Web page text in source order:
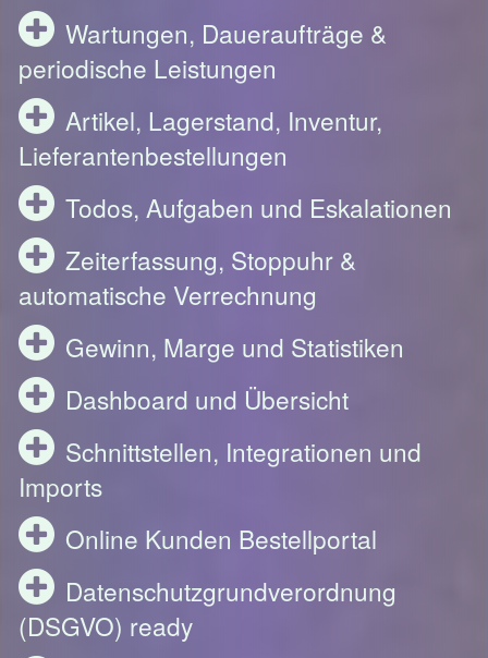
Wartungen, Daueraufträge &
periodische Leistungen
Artikel, Lagerstand, Inventur,
Lieferantenbestellungen
Todos, Aufgaben und Eskalationen
Zeiterfassung, Stoppuhr &
automatische Verrechnung
Gewinn, Marge und Statistiken
Dashboard und Übersicht
Schnittstellen, Integrationen und
Imports
Online Kunden Bestellportal
Datenschutzgrundverordnung
(DSGVO) ready